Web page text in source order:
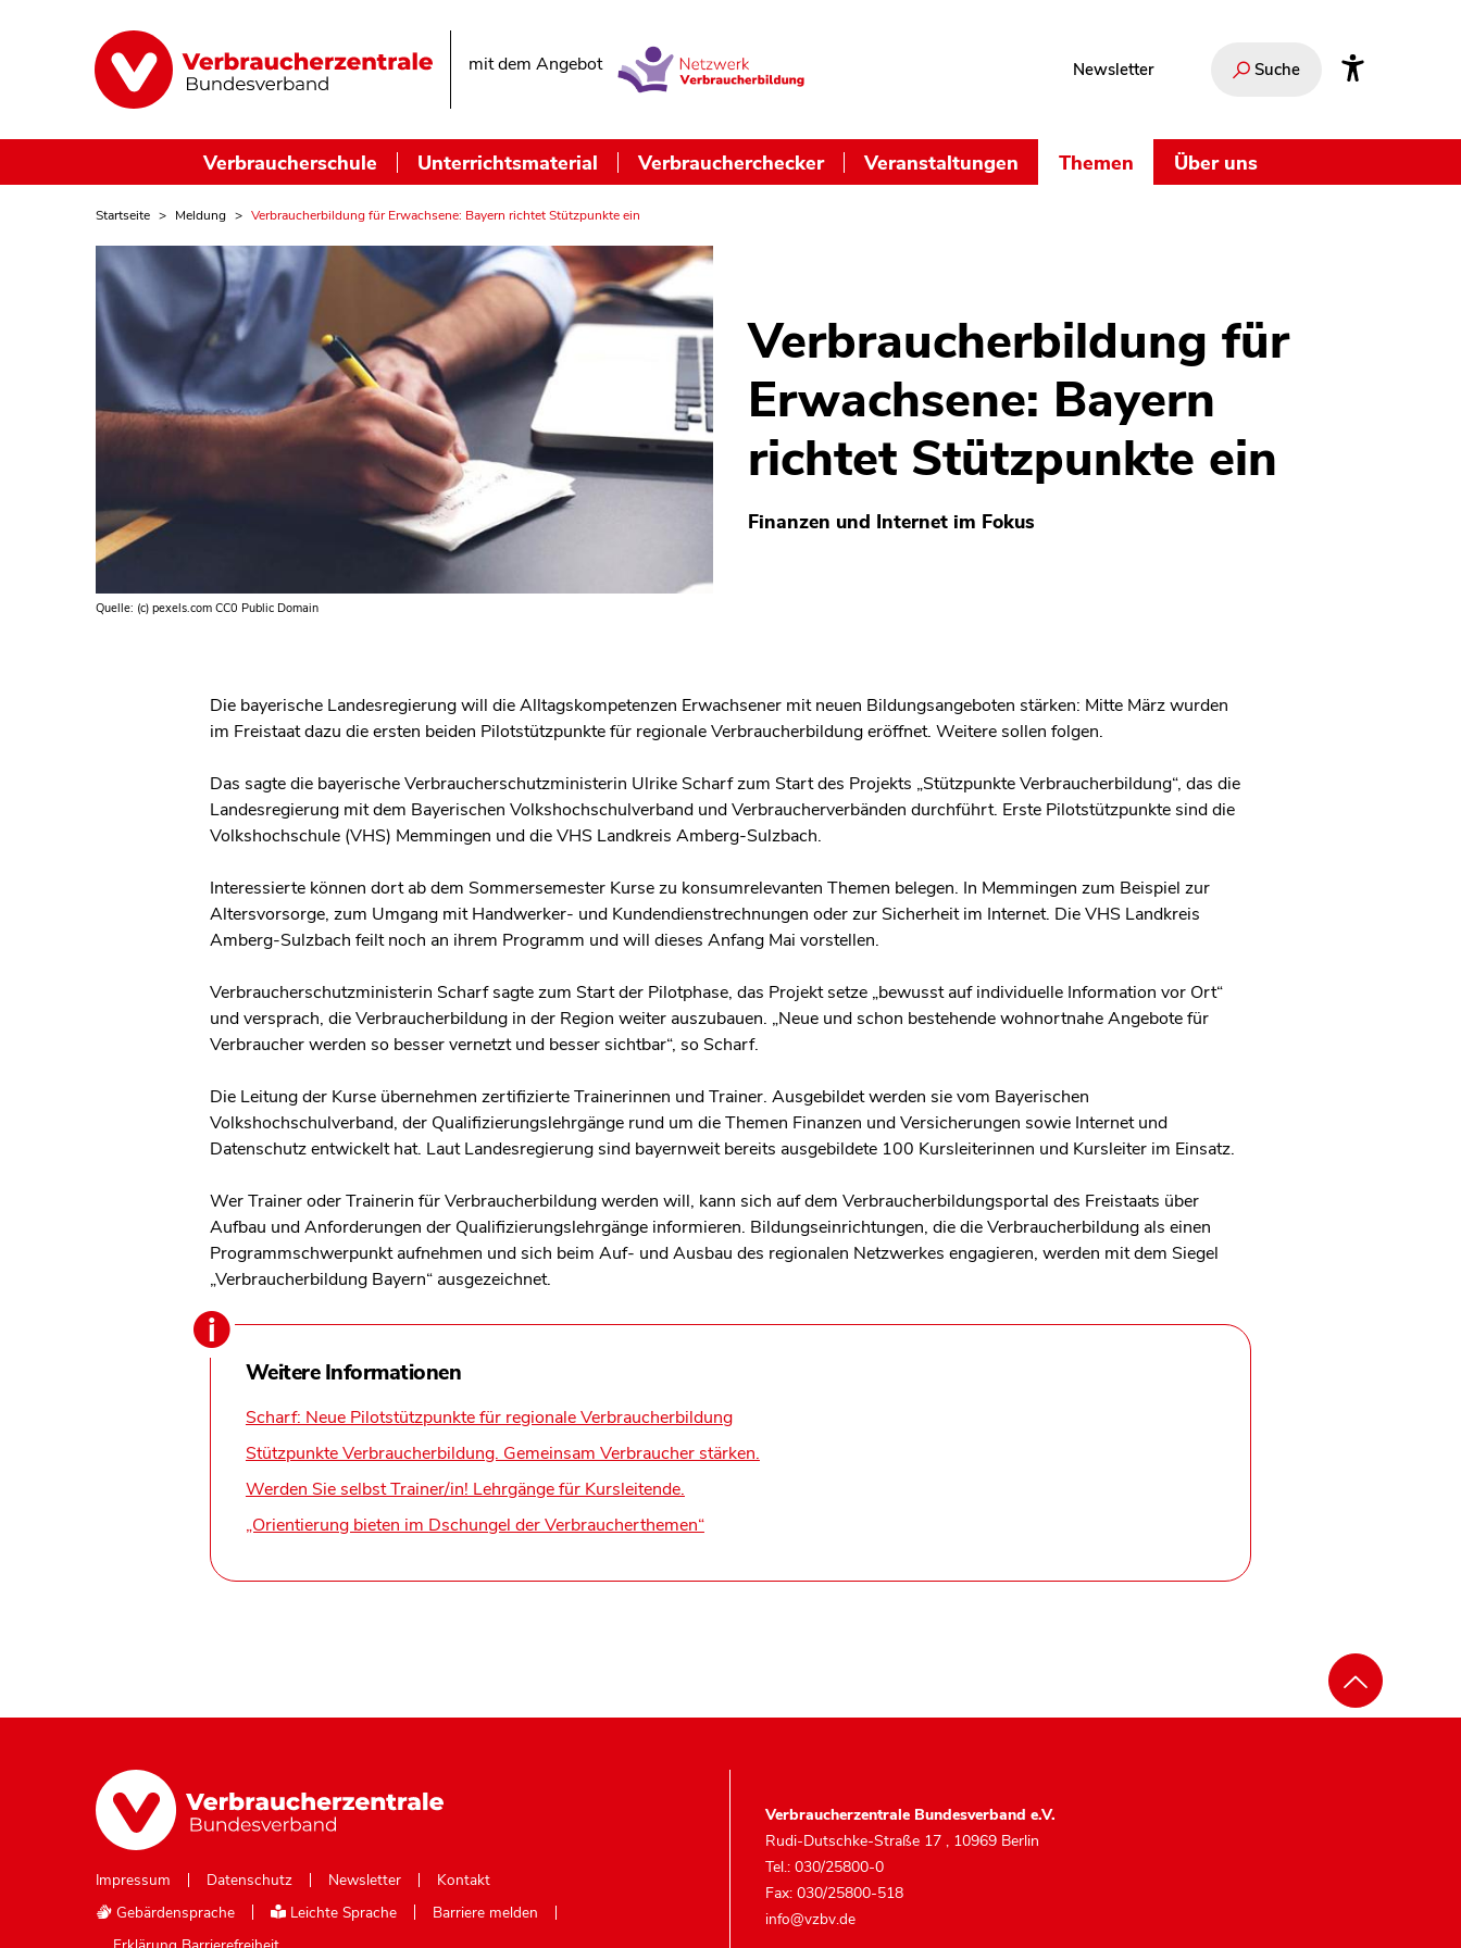
mit dem Angebot Newsletter Suche
Verbraucherschule Unterrichtsmaterial Verbraucherchecker Veranstaltungen Themen Über uns
Startseite Meldung Verbraucherbildung für Erwachsene: Bayern richtet Stützpunkte ein
Quelle: (c) pexels.com CC0 Public Domain
Verbraucherbildung für
Erwachsene: Bayern
richtet Stützpunkte ein
Finanzen und Internet im Fokus
Die bayerische Landesregierung will die Alltagskompetenzen Erwachsener mit neuen Bildungsangeboten stärken: Mitte März wurden
im Freistaat dazu die ersten beiden Pilotstützpunkte für regionale Verbraucherbildung eröffnet. Weitere sollen folgen.
Das sagte die bayerische Verbraucherschutzministerin Ulrike Scharf zum Start des Projekts „Stützpunkte Verbraucherbildung“, das die
Landesregierung mit dem Bayerischen Volkshochschulverband und Verbraucherverbänden durchführt. Erste Pilotstützpunkte sind die
Volkshochschule (VHS) Memmingen und die VHS Landkreis Amberg-Sulzbach.
Interessierte können dort ab dem Sommersemester Kurse zu konsumrelevanten Themen belegen. In Memmingen zum Beispiel zur
Altersvorsorge, zum Umgang mit Handwerker- und Kundendienstrechnungen oder zur Sicherheit im Internet. Die VHS Landkreis
Amberg-Sulzbach feilt noch an ihrem Programm und will dieses Anfang Mai vorstellen.
Verbraucherschutzministerin Scharf sagte zum Start der Pilotphase, das Projekt setze „bewusst auf individuelle Information vor Ort“
und versprach, die Verbraucherbildung in der Region weiter auszubauen. „Neue und schon bestehende wohnortnahe Angebote für
Verbraucher werden so besser vernetzt und besser sichtbar“, so Scharf.
Die Leitung der Kurse übernehmen zertifizierte Trainerinnen und Trainer. Ausgebildet werden sie vom Bayerischen
Volkshochschulverband, der Qualifizierungslehrgänge rund um die Themen Finanzen und Versicherungen sowie Internet und
Datenschutz entwickelt hat. Laut Landesregierung sind bayernweit bereits ausgebildete 100 Kursleiterinnen und Kursleiter im Einsatz.
Wer Trainer oder Trainerin für Verbraucherbildung werden will, kann sich auf dem Verbraucherbildungsportal des Freistaats über
Aufbau und Anforderungen der Qualifizierungslehrgänge informieren. Bildungseinrichtungen, die die Verbraucherbildung als einen
Programmschwerpunkt aufnehmen und sich beim Auf- und Ausbau des regionalen Netzwerkes engagieren, werden mit dem Siegel
„Verbraucherbildung Bayern“ ausgezeichnet.
Weitere Informationen
Scharf: Neue Pilotstützpunkte für regionale Verbraucherbildung
Stützpunkte Verbraucherbildung. Gemeinsam Verbraucher stärken.
Werden Sie selbst Trainer/in! Lehrgänge für Kursleitende.
„Orientierung bieten im Dschungel der Verbraucherthemen“
Impressum Datenschutz Newsletter
Kontakt
Gebärdensprache
Leichte Sprache
Barriere melden
Verbraucherzentrale Bundesverband e.V.
Rudi-Dutschke-Straße 17 , 10969 Berlin
Tel.: 030/25800-0
Fax: 030/25800-518
info@vzbv.de